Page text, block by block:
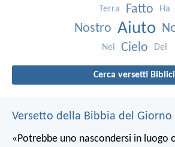
Terra Fatto Ha
Nostro Aiuto
Nel Cielo Del
Cerca versetti Biblici
Versetto della Bibbia del Giorno
«Potrebbe uno nascondersi in luogo